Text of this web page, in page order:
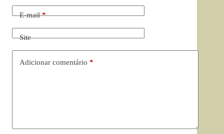
E-mail*
Site
Adicionar comentário *